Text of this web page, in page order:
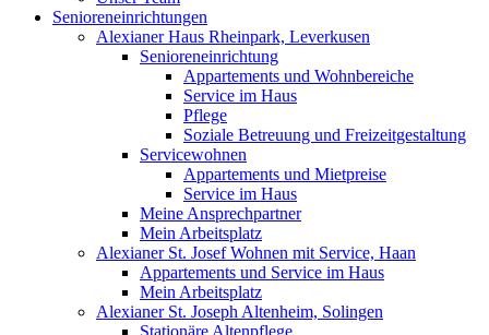
Senioreneinrichtungen
Alexianer Haus Rheinpark, Leverkusen
Senioreneinrichtung
Appartements und Wohnbereiche
Service im Haus
Pflege
Soziale Betreuung und Freizeitgestaltung
Servicewohnen
Appartements und Mietpreise
Service im Haus
Meine Ansprechpartner
Mein Arbeitsplatz
Alexianer St. Josef Wohnen mit Service, Haan
Appartements und Service im Haus
Mein Arbeitsplatz
Alexianer St. Joseph Altenheim, Solingen
Stationäre Altenpflege